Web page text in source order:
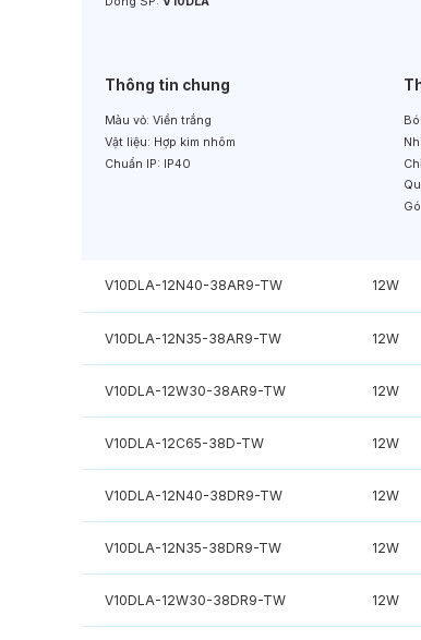
Thông tin chung
Màu vỏ: Viền trắng
Vật liệu: Hợp kim nhôm
Chuẩn IP: IP40
V10DLA-12N40-38AR9-TW 12W
V10DLA-12N35-38AR9-TW 12W
V10DLA-12W30-38AR9-TW 12W
V10DLA-12C65-38D-TW 12W
V10DLA-12N40-38DR9-TW 12W
V10DLA-12N35-38DR9-TW 12W
V10DLA-12W30-38DR9-TW 12W